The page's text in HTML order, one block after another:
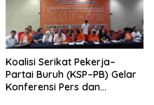
Koalisi Serikat Pekerja–
Partai Buruh (KSP–PB) Gelar
Konferensi Pers dan